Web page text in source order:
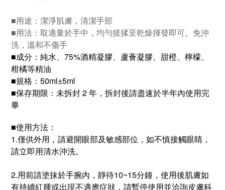
■用途：潔淨肌膚，清潔手部
■用法：取適量於手中，均勻搓揉至乾燥揮發即可。免沖
洗，溫和不傷手
■成分： 純水、75%酒精凝膠、蘆薈凝膠、甜橙、檸檬、
柑橘等精油
■規格：50ml±5ml
■保存期限：未拆封 2 年，拆封後請盡速於半年內使用完
畢
■使用方法：
1.僅供外用，請避開眼部及敏感部位 ，如不慎接觸眼睛，
請立即用清水沖洗。
2.用前請塗抹於手腕內，靜待10~15分鐘，使用後肌膚如
有持續紅腫或出現不適應症狀，請暫停使用並洽詢皮膚科